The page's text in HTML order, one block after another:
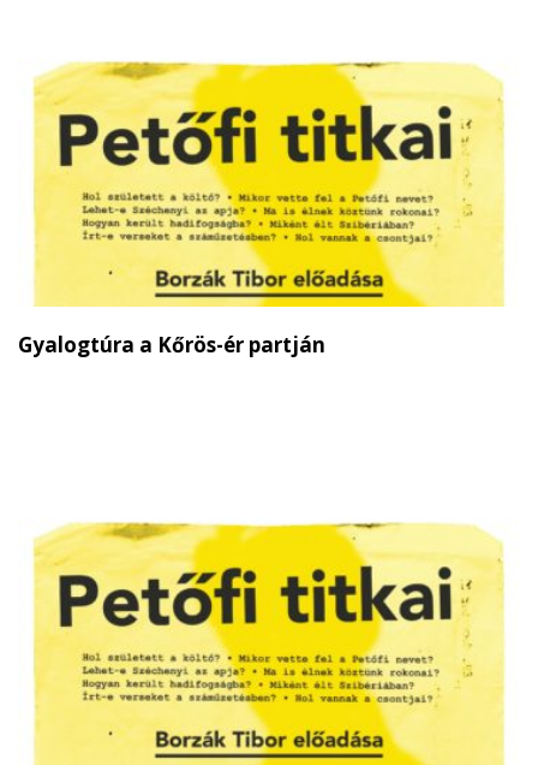
Gyalogtúra a Kőrös-ér partján